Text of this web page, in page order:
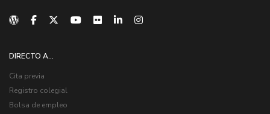
DIRECTO A...
Cita previa
Registro colegial
Bolsa de empleo